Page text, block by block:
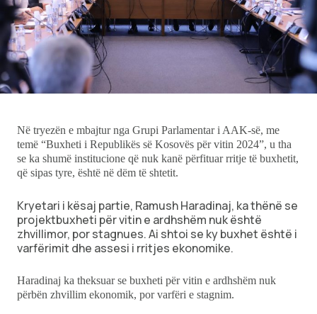
Ekonomi
Teknologji
Udhëtime
DuVideo
Në tryezën e mbajtur nga Grupi Parlamentar i AAK-së, me
temë “Buxheti i Republikës së Kosovës për vitin 2024”, u tha
se ka shumë institucione që nuk kanë përfituar rritje të buxhetit,
që sipas tyre, është në dëm të shtetit.
Kryetari i kësaj partie, Ramush Haradinaj, ka thënë se
projektbuxheti për vitin e ardhshëm nuk është
zhvillimor, por stagnues. Ai shtoi se ky buxhet është i
varfërimit dhe assesi i rritjes ekonomike.
Haradinaj ka theksuar se buxheti për vitin e ardhshëm nuk
përbën zhvillim ekonomik, por varfëri e stagnim.